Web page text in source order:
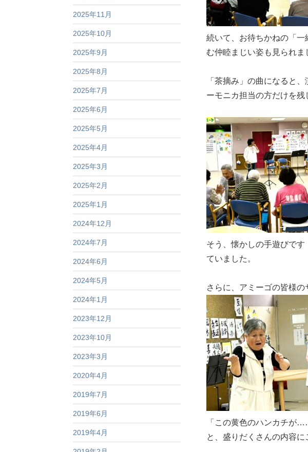
続いて、お待ちかねの「
む仲睦まじい姿も見られま
「茶摘み」の曲になると
ーモニカ担当の方だけを
そう、懐かしの手遊びで
ていました。
さらに、アミーゴの皆様の
「この黄色のハンカチが
と、盛りだくさんの内容に
2025年11月
2025年10月
2025年9月
2025年8月
2025年7月
2025年6月
2025年5月
2025年4月
2025年3月
2025年2月
2025年1月
2024年12月
2024年7月
2024年6月
2024年5月
2024年1月
2023年12月
2023年10月
2023年3月
2020年4月
2019年7月
2019年6月
2019年4月